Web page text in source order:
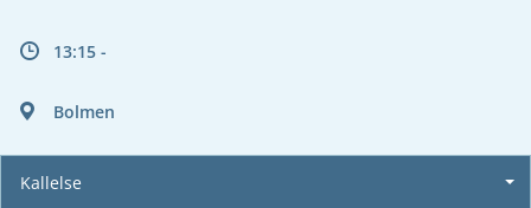
13:15 -
Bolmen
Kallelse